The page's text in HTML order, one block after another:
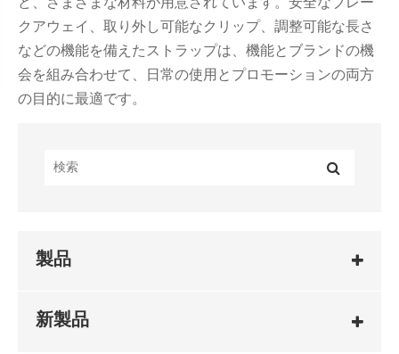
クアウェイ、取り外し可能なクリップ、調整可能な長さ
などの機能を備えたストラップは、機能とブランドの機
会を組み合わせて、日常の使用とプロモーションの両方
の目的に最適です。
製品
新製品